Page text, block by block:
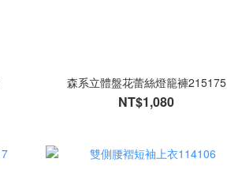
森系立體盤花蕾絲燈籠褲215175
NT$1,080